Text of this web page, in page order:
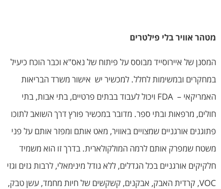
מטהר אוויר בלי פילטרים
המסנן של איירוסייד מבוסס על פיתוח של נאס"א וכבר הוכח כיעיל
במחקרים ובמשימות לחלל. למכשיר יש אישור משרד הבריאות
האמריקאי – FDA ויכול לעבוד בבתים פרטיים, בתי אבות, בתי
חולים, מרפאות ובתי ספר. מדובר במכשיר פורץ דרך השואב לתוכו
פתוגנים אורגניים שמצויים באוויר, מאט אותם ומפזר אותם על פני
משטח שמפרק אותם לרמה המולקולארית. בדרך זו הוא משמיד
חלקיקים אורגניים בכל הגדלים, ללא גודל מינימאלי, לרבות גזים וגזי
VOC, קרדית האבק, אבקנים, קשקשים של חיות מחמד, עשן טבק,